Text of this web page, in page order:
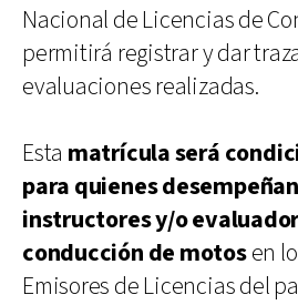
Nacional de Licencias de
permitirá registrar y dar
evaluaciones realizadas.
Esta matrícula será
para quienes
instructores y/o
conducción de motosen
Emisores de Licencias del